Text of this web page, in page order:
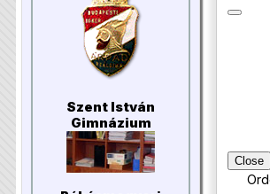
Szent István
Gimnázium
Close